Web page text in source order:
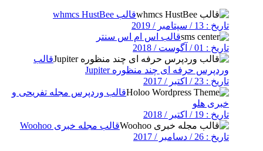
قالب whmcs HustBee
تاریخ : 13 / سپتامبر / 2019
قالب اس ام اس سنتر
تاریخ : 01 / آگوست / 2018
قالب
وردپرس حرفه ای چند منظوره Jupiter
تاریخ : 23 / اکتبر / 2017
قالب وردپرس مجله تفریحی و
خبری هلو
تاریخ : 19 / اکتبر / 2018
قالب مجله خبری Woohoo
تاریخ : 26 / دسامبر / 2017